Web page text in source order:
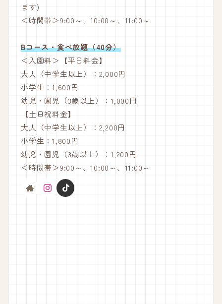
ます)
＜時間帯＞9:00～、10:00～、11:00～
Bコース・食べ放題（40分）
＜入園料＞【平日料金】
大人（中学生以上）：2,000円
小学生：1,600円
幼児・園児（3歳以上）：1,000円
【土日祝料金】
大人（中学生以上）：2,200円
小学生：1,800円
幼児・園児（3歳以上）：1,200円
＜時間帯＞9:00～、10:00～、11:00～